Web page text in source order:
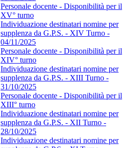
Personale docente - Disponibilità per il
XV° turno
Individuazione destinatari nomine per
supplenza da G.P.S. - XIV Turno -
04/11/2025
Personale docente - Disponibilità per il
XIV° turno
Individuazione destinatari nomine per
supplenza da G.P.S. - XIII Turno -
31/10/2025
Personale docente - Disponibilità per il
XIII° turno
Individuazione destinatari nomine per
supplenza da G.P.S. - XII Turno -
28/10/2025
Individuazione destinatari nomine per